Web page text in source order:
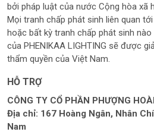
bởi pháp luật của nước Cộng hòa xã
Mọi tranh chấp phát sinh liên quan
hoặc bất kỳ tranh chấp phát sinh
của PHENIKAA LIGHTING sẽ được
thẩm quyền của Việt Nam.
HỖ TRỢ
CÔNG TY CỔ PHẦN PHƯỢNG
Địa chỉ: 167 Hoàng Ngân, Nhân
Nam